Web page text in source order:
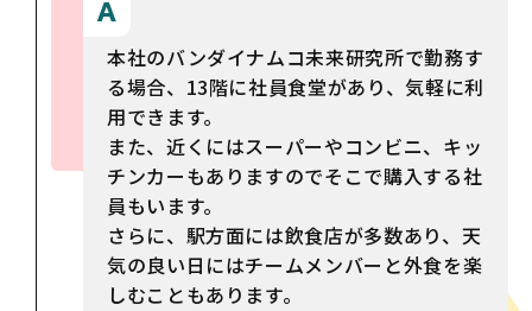
本社のバンダイナムコ未来研究所で勤務す
る場合、13階に社員食堂があり、気軽に利
用できます。
また、近くにはスーパーやコンビニ、キッ
チンカーもありますのでそこで購入する社
員もいます。
さらに、駅方面には飲食店が多数あり、天
気の良い日にはチームメンバーと外食を楽
しむこともあります。